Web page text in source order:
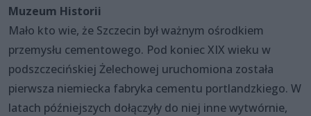
Muzeum Historii
Mało kto wie, że Szczecin był ważnym ośrodkiem
przemysłu cementowego. Pod koniec XIX wieku w
podszczecińskiej Żelechowej uruchomiona została
pierwsza niemiecka fabryka cementu portlandzkiego. W
latach późniejszych dołączyły do niej inne wytwórnie,